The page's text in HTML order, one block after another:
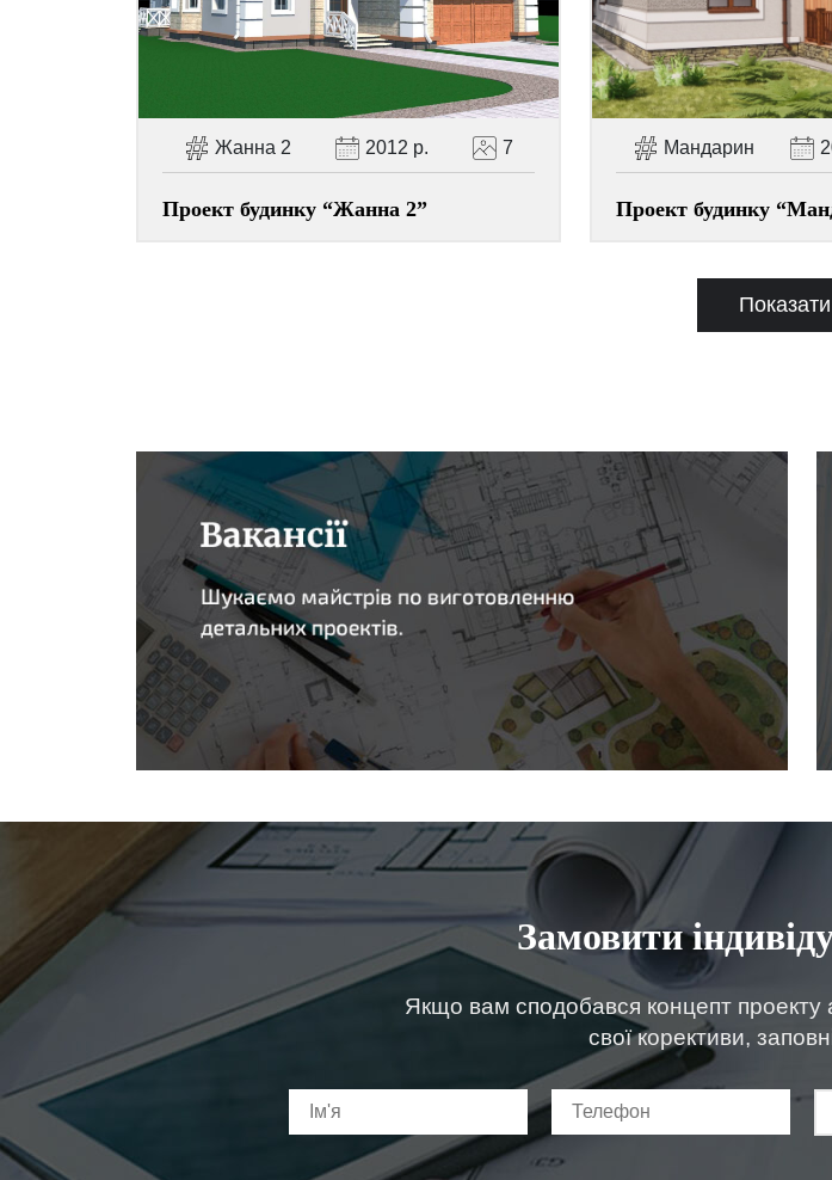
Жанна 2 2012 р. 7
Проект будинку “Жанна 2”
Мандарин
Проект будинку
Замовити
Якщо вам сподобався концепт
свої корективи,